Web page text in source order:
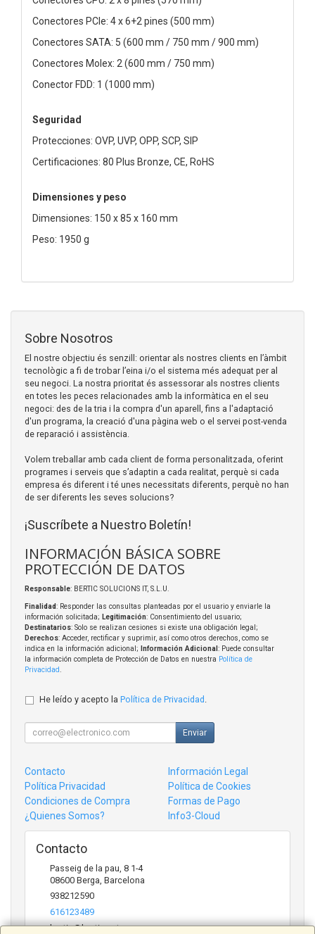
Conectores PCIe: 4 x 6+2 pines (500 mm)
Conectores SATA: 5 (600 mm / 750 mm / 900 mm)
Conectores Molex: 2 (600 mm / 750 mm)
Conector FDD: 1 (1000 mm)
Seguridad
Protecciones: OVP, UVP, OPP, SCP, SIP
Certificaciones: 80 Plus Bronze, CE, RoHS
Dimensiones y peso
Dimensiones: 150 x 85 x 160 mm
Peso: 1950 g
Sobre Nosotros
El nostre objectiu és senzill: orientar als nostres clients en l’àmbit
tecnològic a fi de trobar l’eina i/o el sistema més adequat per al
seu negoci. La nostra prioritat és assessorar als nostres clients
en totes les peces relacionades amb la informàtica en el seu
negoci: des de la tria i la compra d'un aparell, fins a l'adaptació
d'un programa, la creació d'una pàgina web o el servei post-venda
de reparació i assistència.
Volem treballar amb cada client de forma personalitzada, oferint
programes i serveis que s’adaptin a cada realitat, perquè si cada
empresa és diferent i té unes necessitats diferents, perquè no han
de ser diferents les seves solucions?
¡Suscríbete a Nuestro Boletín!
INFORMACIÓN BÁSICA SOBRE
PROTECCIÓN DE DATOS
Responsable: BERTIC SOLUCIONS IT, S.L.U.
Finalidad: Responder las consultas planteadas por el usuario y enviarle la
información solicitada; Legitimación: Consentimiento del usuario;
Destinatarios: Solo se realizan cesiones si existe una obligación legal;
Derechos: Acceder, rectificar y suprimir, así como otros derechos, como se
indica en la información adicional;
Información Adicional : Puede consultar
la información completa de Protección de Datos en nuestra Política de
Privacidad
He leído y acepto la Política de Privacidad
Enviar
Contacto
Información Legal
Política Privacidad
Política de Cookies
Condiciones de Compra
Formas de Pago
¿Quienes Somos?
Info3-Cloud
Contacto
Passeig de la pau, 8 1-4
08600 Berga Barcelona
938212590
616123489
bertic@bertic.cat